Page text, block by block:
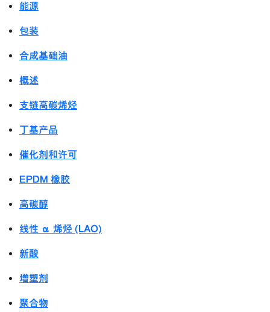
能源
包装
合成基础油
概述
支链高碳烯烃
丁基产品
催化剂和许可
EPDM 橡胶
高碳醇
线性 α 烯烃 (LAO)
新酸
增塑剂
聚合物